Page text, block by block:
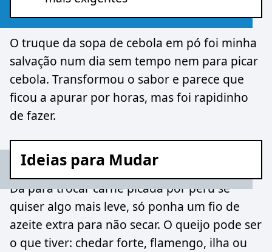
O truque da sopa de cebola em pó foi minha
salvação num dia sem tempo nem para picar
cebola. Transformou o sabor e parece que
ficou a apurar por horas, mas foi rapidinho
de fazer.
Ideias para Mudar
Dá para trocar carne picada por peru se
quiser algo mais leve, só ponha um fio de
azeite extra para não secar. O queijo pode ser
o que tiver: chedar forte, flamengo, ilha ou